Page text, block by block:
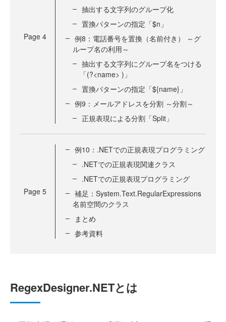
Page 4
抽出する文字列のグループ化
置換パターンの指定「$n」
例8：電話番号を置換（名前付き） ～グ
ループ名の利用～
抽出する文字列にグループ名をつける
「(?<name> )」
置換パターンの指定「${name}」
例9：メールアドレスを分割 ～分割～
正規表現による分割「Split」
Page 5
例10：.NETでの正規表現プログラミング
.NETでの正規表現関連クラス
.NETでの正規表現プログラミング
補足：System.Text.RegularExpressions
名前空間のクラス
まとめ
参考資料
RegexDesigner.NETとは